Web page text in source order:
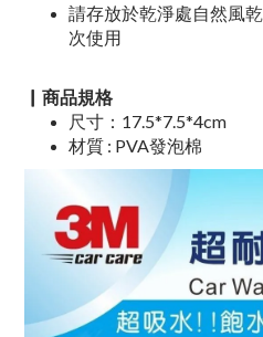
請存放於乾淨處自然風
次使用
▏商品規格
尺寸：17.5*7.5*4cm
材質 : PVA發泡棉